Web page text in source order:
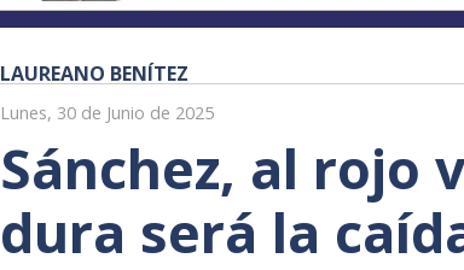
LAUREANO BENÍTEZ
Lunes, 30 de Junio de 2025
Sánchez, al rojo
dura será la